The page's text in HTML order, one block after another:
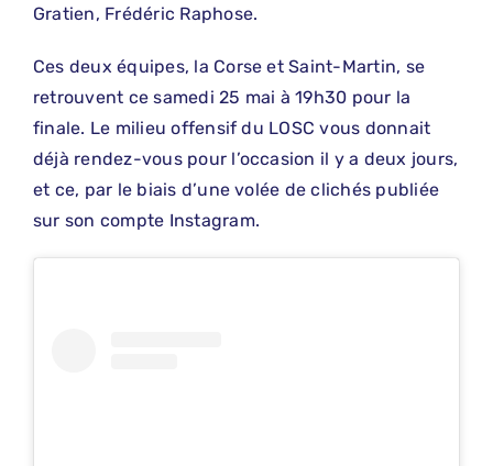
Gratien, Frédéric Raphose.
Ces deux équipes, la Corse et Saint-Martin, se
retrouvent ce samedi 25 mai à 19h30 pour la
finale. Le milieu offensif du LOSC vous donnait
déjà rendez-vous pour l’occasion il y a deux jours,
et ce, par le biais d’une volée de clichés publiée
sur son compte Instagram.